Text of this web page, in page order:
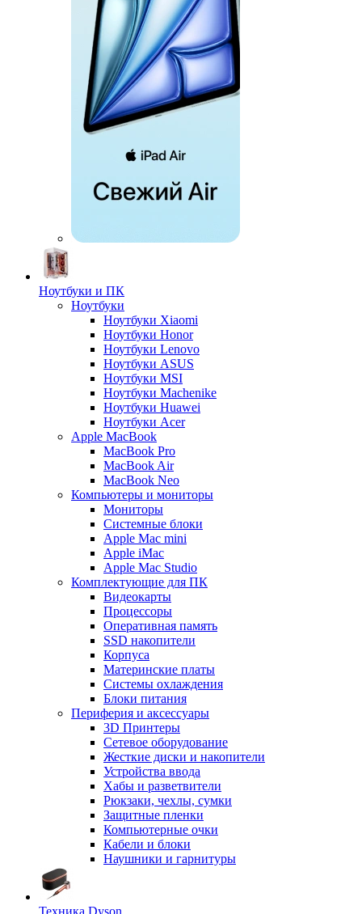
Ноутбуки и ПК
Ноутбуки
Ноутбуки Xiaomi
Ноутбуки Honor
Ноутбуки Lenovo
Ноутбуки ASUS
Ноутбуки MSI
Ноутбуки Machenike
Ноутбуки Huawei
Ноутбуки Acer
Apple MacBook
MacBook Pro
MacBook Air
MacBook Neo
Компьютеры и мониторы
Мониторы
Системные блоки
Apple Mac mini
Apple iMac
Apple Mac Studio
Комплектующие для ПК
Видеокарты
Процессоры
Оперативная память
SSD накопители
Корпуса
Материнские платы
Системы охлаждения
Блоки питания
Периферия и аксессуары
3D Принтеры
Сетевое оборудование
Жесткие диски и накопители
Устройства ввода
Хабы и разветвители
Рюкзаки, чехлы, сумки
Защитные пленки
Компьютерные очки
Кабели и блоки
Наушники и гарнитуры
Техника Dyson